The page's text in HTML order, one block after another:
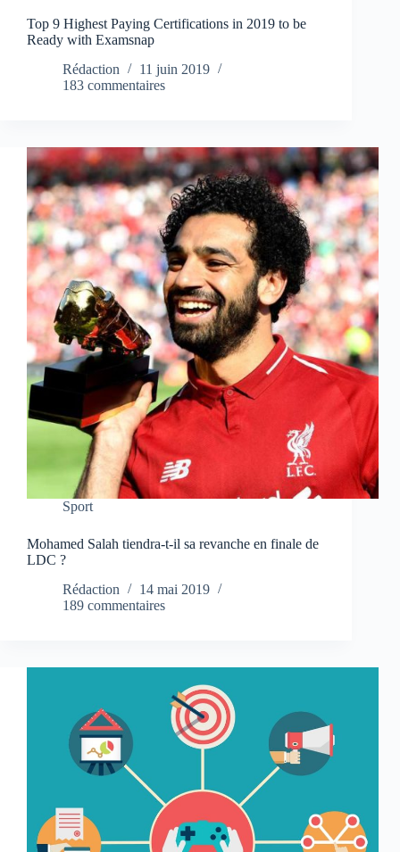
Top 9 Highest Paying Certifications in 2019 to be
Ready with Examsnap
Rédaction
11 juin 2019
183 commentaires
Sport
Mohamed Salah tiendra-t-il sa revanche en finale de
LDC ?
Rédaction
14 mai 2019
189 commentaires